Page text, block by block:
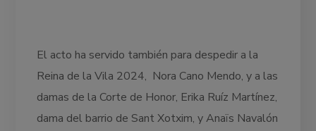
El acto ha servido también para despedir a la
Reina de la Vila 2024, Nora Cano Mendo, y a las
damas de la Corte de Honor, Erika Ruíz Martínez,
dama del barrio de Sant Xotxim, y Anaïs Navalón